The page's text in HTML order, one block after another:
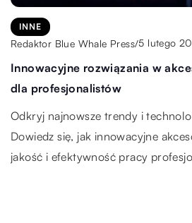
INNE
Redaktor Blue Whale Press/11
Jakie korzyści przynosi
narzędzi NiTi w endodoncji?
Dowiedz się, jakie znaczenie mają
NiTi w nowoczesnej endodoncji,
za sobą ich stosowanie w
TRENDY MAKIJAŻOWE
Redaktor Blue Whale Press/8 sierpnia
Jakie innowacyjne techniki
nadchodzący sezon?
Poznaj najnowsze trendy w
uwagę każdej miłośniczki
które odmienią Twoją codzienną
INNE
Redaktor Blue Whale Press/5 lutego
Innowacyjne rozwiązania w
dla profesjonalistów
Odkryj najnowsze trendy i
Dowiedz się, jak innowacyjne
jakość i efektywność pracy